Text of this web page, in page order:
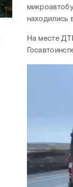
находились
На месте